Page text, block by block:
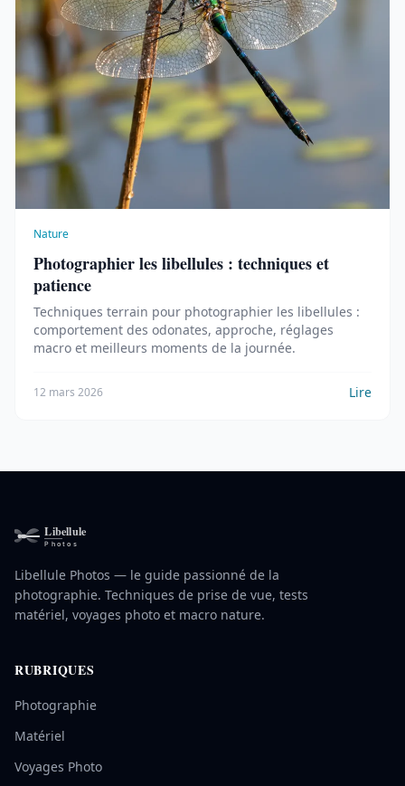
Nature
Photographier les libellules : techniques et
patience
Techniques terrain pour photographier les libellules :
comportement des odonates, approche, réglages
macro et meilleurs moments de la journée.
12 mars 2026 Lire
Libellule Photos — le guide passionné de la
photographie. Techniques de prise de vue, tests
matériel, voyages photo et macro nature.
RUBRIQUES
Photographie
Matériel
Voyages Photo